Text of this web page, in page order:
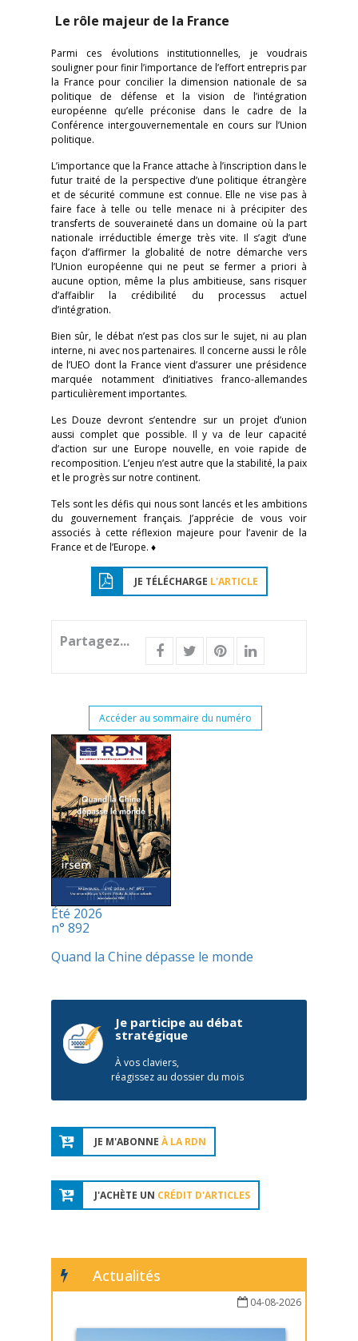
Le rôle majeur de la France
Parmi ces évolutions institutionnelles, je voudrais
souligner pour finir l’importance de l’effort entrepris par
la France pour concilier la dimension nationale de sa
politique de défense et la vision de l’intégration
européenne qu’elle préconise dans le cadre de la
Conférence intergouvernementale en cours sur l’Union
politique.
L’importance que la France attache à l’inscription dans le
futur traité de la perspective d’une politique étrangère
et de sécurité commune est connue. Elle ne vise pas à
faire face à telle ou telle menace ni à précipiter des
transferts de souveraineté dans un domaine où la part
nationale irréductible émerge très vite. Il s’agit d’une
façon d’affirmer la globalité de notre démarche vers
l’Union européenne qui ne peut se fermer a priori à
aucune option, même la plus ambitieuse, sans risquer
d’affaiblir la crédibilité du processus actuel
d’intégration.
Bien sûr, le débat n’est pas clos sur le sujet, ni au plan
interne, ni avec nos partenaires. Il concerne aussi le rôle
de l’UEO dont la France vient d’assurer une présidence
marquée notamment d’initiatives franco-allemandes
particulièrement importantes.
Les Douze devront s’entendre sur un projet d’union
aussi complet que possible. Il y va de leur capacité
d’action sur une Europe nouvelle, en voie rapide de
recomposition. L’enjeu n’est autre que la stabilité, la paix
et le progrès sur notre continent.
Tels sont les défis qui nous sont lancés et les ambitions
du gouvernement français. J’apprécie de vous voir
associés à cette réflexion majeure pour l’avenir de la
France et de l’Europe. ♦
JE TÉLÉCHARGE L'ARTICLE
Partagez...
Accéder au sommaire du numéro
Été 2026
n° 892
Quand la Chine dépasse le monde
Je participe au débat
stratégique
À vos claviers,
réagissez au dossier du mois
JE M'ABONNE À LA RDN
J'ACHÈTE UN CRÉDIT D'ARTICLES
Actualités
04-08-2026